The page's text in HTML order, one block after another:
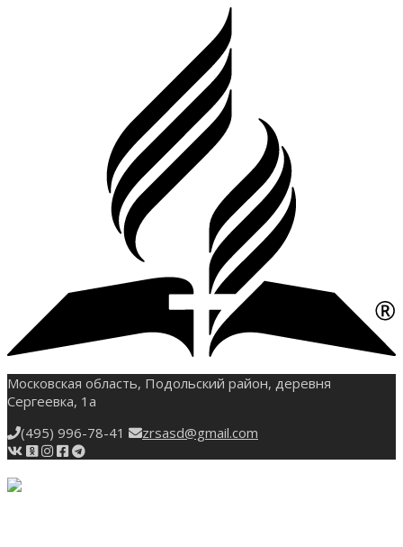
Московская область, Подольский район, деревня
Сергеевка, 1а
(495) 996-78-41
zrsasd@gmail.com